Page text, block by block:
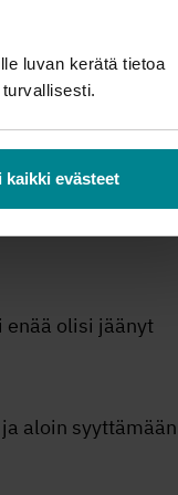
luvan kerätä tietoa
kaikki evästeet
ja
Jonna kertoo.
kulua yli
kuin nostaa
ja myös
enää olisi jäänyt
aloin syyttämään